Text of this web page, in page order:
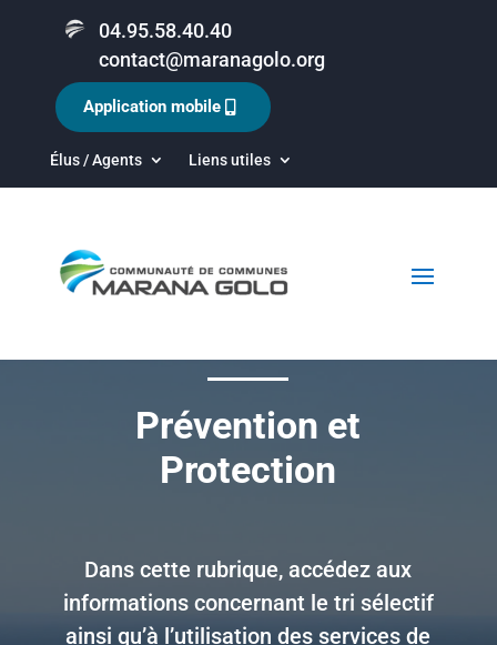
04.95.58.40.40
contact@maranagolo.org
Élus / Agents Liens utiles
Application mobile
Prévention et
Protection
Dans cette rubrique, accédez aux
informations concernant le tri sélectif
ainsi qu’à l’utilisation des services de